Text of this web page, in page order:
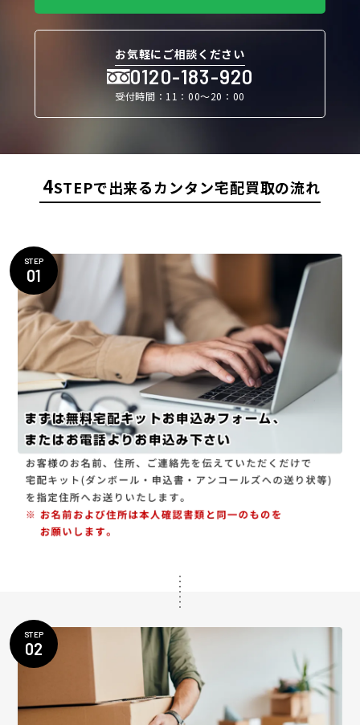
お気軽にご相談ください
0120-183-920
受付時間：11：00〜20：00
4STEPで出来るカンタン宅配買取の流れ
STEP
01
STEP
02